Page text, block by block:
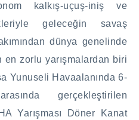
kalkış-uçuş-iniş ve
geleceğin savaş
dünya genelinde
zorlu yarışmalardan biri
Yunuseli Havaalanında 6-
gerçekleştirilen
Yarışması Döner Kanat